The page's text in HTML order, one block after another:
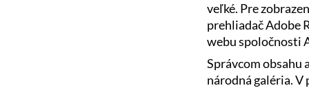
veľké. Pre
prehliadač Adobe
webu spoločnosti
Správcom obsahu
národná galéria.